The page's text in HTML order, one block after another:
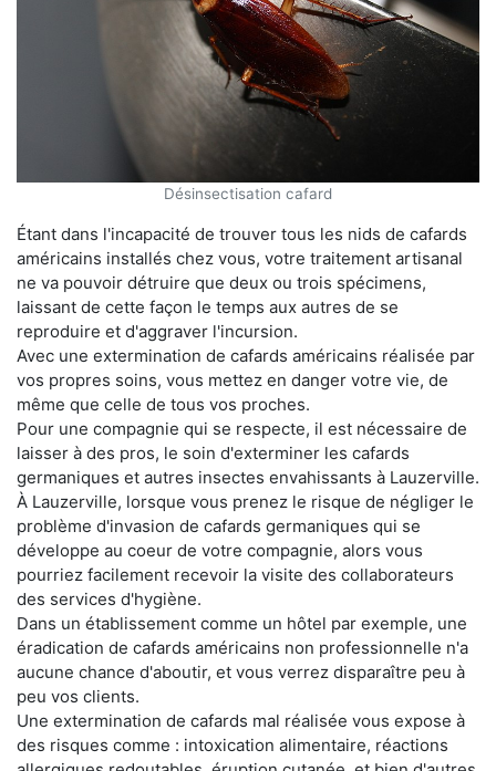
Désinsectisation cafard
Étant dans l'incapacité de trouver tous les nids de cafards
américains installés chez vous, votre traitement artisanal
ne va pouvoir détruire que deux ou trois spécimens,
laissant de cette façon le temps aux autres de se
reproduire et d'aggraver l'incursion.
Avec une extermination de cafards américains réalisée par
vos propres soins, vous mettez en danger votre vie, de
même que celle de tous vos proches.
Pour une compagnie qui se respecte, il est nécessaire de
laisser à des pros, le soin d'exterminer les cafards
germaniques et autres insectes envahissants à Lauzerville.
À Lauzerville, lorsque vous prenez le risque de négliger le
problème d'invasion de cafards germaniques qui se
développe au coeur de votre compagnie, alors vous
pourriez facilement recevoir la visite des collaborateurs
des services d'hygiène.
Dans un établissement comme un hôtel par exemple, une
éradication de cafards américains non professionnelle n'a
aucune chance d'aboutir, et vous verrez disparaître peu à
peu vos clients.
Une extermination de cafards mal réalisée vous expose à
des risques comme : intoxication alimentaire, réactions